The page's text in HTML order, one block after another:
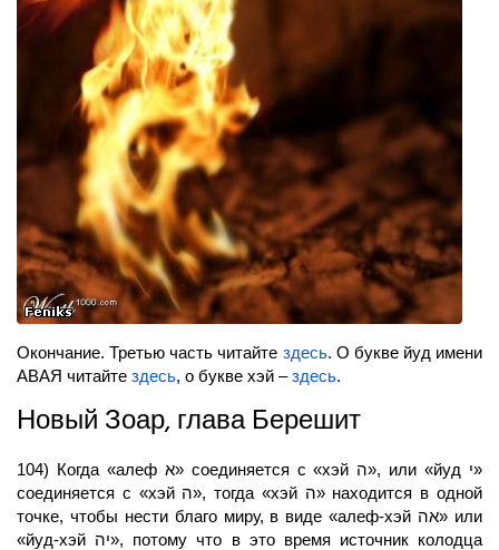
Окончание. Третью часть читайте здесь. О букве йуд имени
АВАЯ читайте здесь, о букве хэй –здесь.
Новый Зоар, глава Берешит
104) Когда «алеф א» соединяется с «хэй ה», или «йуд י»
соединяется с «хэй ה», тогда «хэй ה» находится в одной
точке, чтобы нести благо миру, в виде «алеф-хэй אה» или
«йуд-хэй יה», потому что в это время источник колодца